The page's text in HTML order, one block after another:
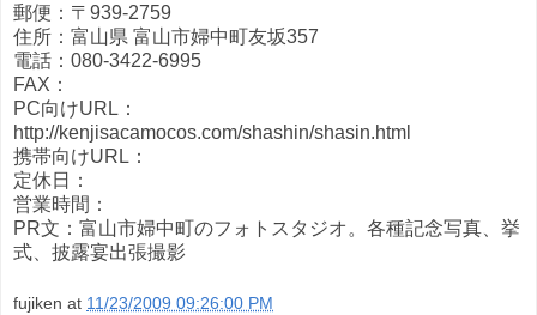
郵便：〒939-2759
住所：富山県 富山市婦中町友坂357
電話：080-3422-6995
FAX：
PC向けURL：
http://kenjisacamocos.com/shashin/shasin.html
携帯向けURL：
定休日：
営業時間：
PR文：富山市婦中町のフォトスタジオ。各種記念写真、挙
式、披露宴出張撮影
fujiken at 11/23/2009 09:26:00 PM